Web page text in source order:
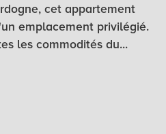
cet appartement
emplacement privilégié.
les commodités du...